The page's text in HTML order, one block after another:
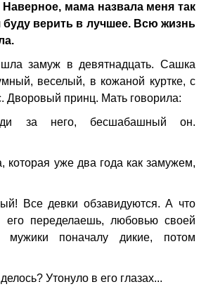
Наверное, мама назвала меня так
буду верить в лучшее. Всю жизнь
замуж в девятнадцать. Сашка
веселый, в кожаной куртке, с
Дворовый принц. Мать говорила:
за него, бесшабашный он.
которая уже два года как замужем,
Все девки обзавидуются. А что
его переделаешь, любовью своей
мужики поначалу дикие, потом
Утонуло в его глазах...